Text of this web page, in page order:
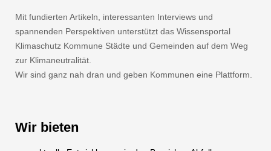
Mit fundierten Artikeln, interessanten Interviews und
spannenden Perspektiven unterstützt das Wissensportal
Klimaschutz Kommune Städte und Gemeinden auf dem Weg
zur Klimaneutralität.
Wir sind ganz nah dran und geben Kommunen eine Plattform.
Wir bieten